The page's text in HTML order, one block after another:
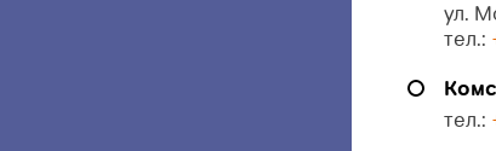
ул.
тел.:
тел.: